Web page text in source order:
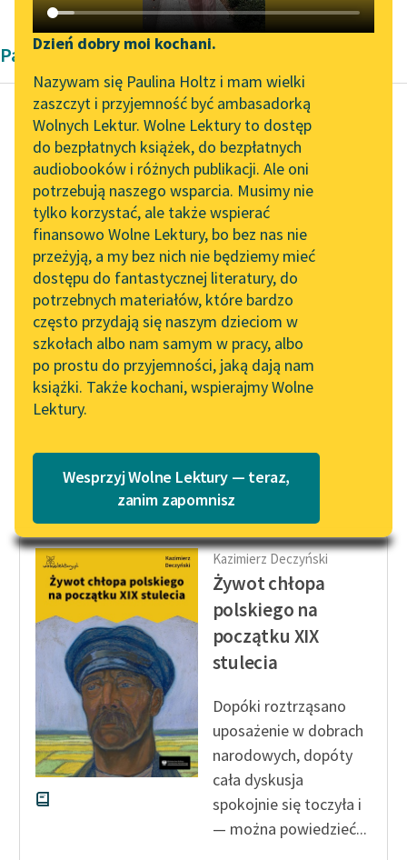
Katalog DAISY
Podkasty o książkach
Zgłoś brak utworu
Aktualności
„Prokurator Alicja Horn”
do słuchania
Byliśmy częścią AI Impact
Lab
Zapraszamy na spotkanie
online z tłumaczkami
literatury skandynawskiej
Spotkanie z Katarzyną
Tunkiel w Oslo
102. lata temu zmarł
Joseph Conrad
Lektury szkolne i klasyka
literatury do słuchania dla
uczennic i uczniów z
niepełnosprawnościami
E-kolekcja lektur
szkolnych i literatury do
słuchania dla uczennic i
uczniów z
niepełnosprawnościami
Feministyczne inspiracje.
Popularyzacja
skandynawskiej literatury
feministycznej
Narzędzia
Mapa Wolnych Lektur
Leśmianator
Przewodnik dla piszących i
czytających
API
OAI-PMH
Widget Wolnych Lektur
Przypisy
Katalog w formacie PDF
Dzień dobry moi kochani.
Nazywam się Paulina Holtz i mam wielki
zaszczyt i przyjemność być ambasadorką
Wolnych Lektur. Wolne Lektury to dostęp
do bezpłatnych książek, do bezpłatnych
audiobooków i różnych publikacji. Ale oni
potrzebują naszego wsparcia. Musimy nie
tylko korzystać, ale także wspierać
finansowo Wolne Lektury, bo bez nas nie
przeżyją, a my bez nich nie będziemy mieć
dostępu do fantastycznej literatury, do
potrzebnych materiałów, które bardzo
często przydają się naszym dzieciom w
szkołach albo nam samym w pracy, albo
po prostu do przyjemności, jaką dają nam
książki. Także kochani, wspierajmy Wolne
Lektury.
Wesprzyj Wolne Lektury — teraz,
zanim zapomnisz
Pamiętnik Kazimierza Deczyńskiego
Kazimierz Deczyński
Żywot chłopa
polskiego na
początku XIX
stulecia
Nieprzyjazne
stanowisko, poczucie
odrębności klasowej,
brak łączności
pomiędzy interesami
Czytaj więcej
Kazimierz Deczyński
Żywot chłopa
polskiego na
początku XIX
stulecia
Dopóki roztrząsano
uposażenie w dobrach
narodowych, dopóty
cała dyskusja
spokojnie się toczyła i
— można powiedzieć...